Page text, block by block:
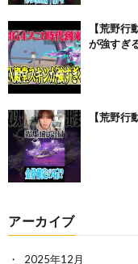
【荒野
が強すぎ
【荒野
アーカイブ
2025年12月